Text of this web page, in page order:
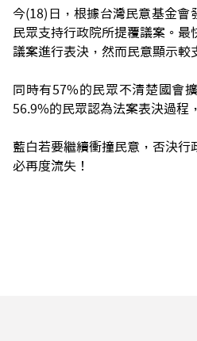
今(18)日，根據台灣民意基金會
民眾支持行政院所提覆議案。最
議案進行表決，然而民意顯示較
同時有57%的民眾不清楚國會
56.9%的民眾認為法案表決過程
藍白若要繼續衝撞民意，否決行
必再度流失！